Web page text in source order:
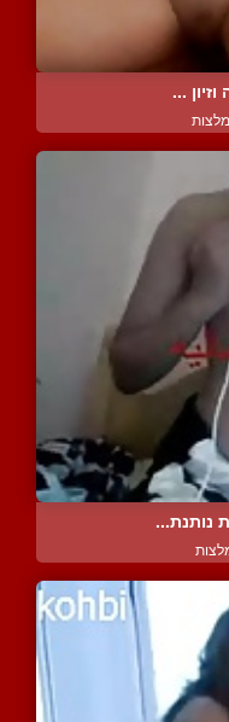
...
נותנת...